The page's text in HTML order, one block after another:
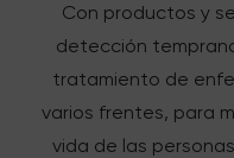
Con productos y
detección
tratamiento de
varios frentes, para
vida de las